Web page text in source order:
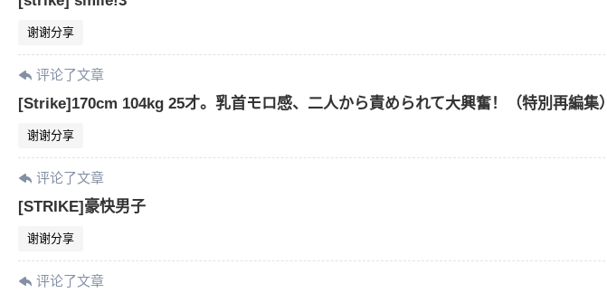
谢谢分享
评论了文章
[Strike]170cm 104kg 25才。乳首モロ感、二人から責められて大興奮！（特別再編集）
谢谢分享
评论了文章
[STRIKE]豪快男子
谢谢分享
评论了文章